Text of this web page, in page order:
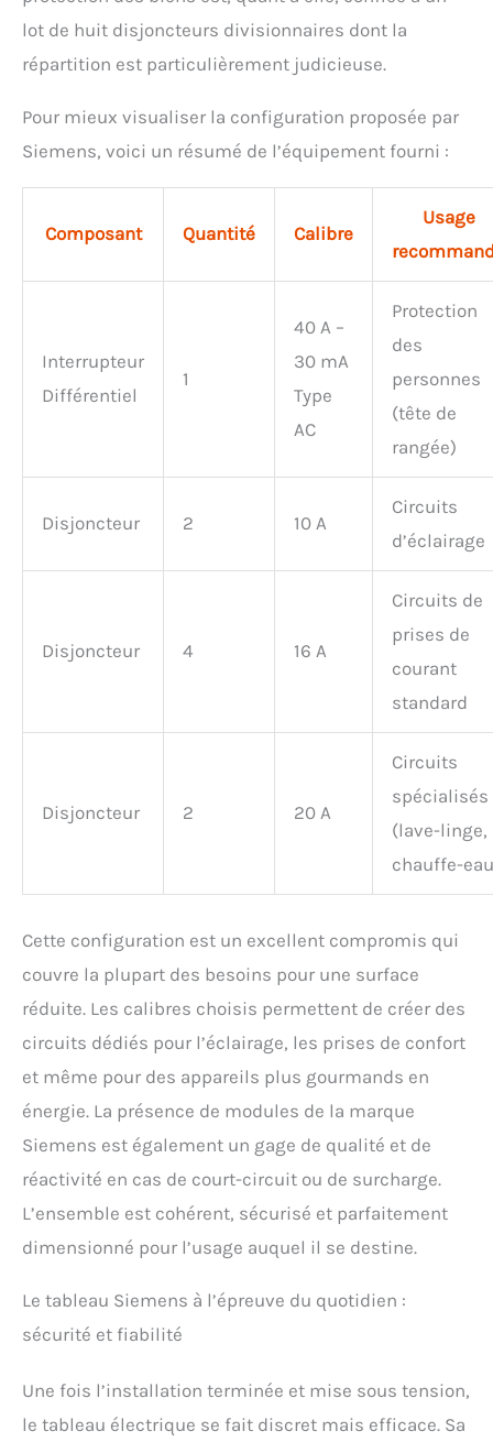
lot de huit disjoncteurs divisionnaires dont la
répartition est particulièrement judicieuse.
Pour mieux visualiser la configuration proposée par
Siemens, voici un résumé de l’équipement fourni :
Composant Quantité Calibre
Usage
Interrupteur
Différentiel
1
40 A –
30 mA
Type
AC
Protection
des
personnes
(tête de
rangée)
Disjoncteur 2 10 A
Circuits
d’éclairage
Disjoncteur 4 16 A
Circuits de
prises de
courant
standard
Disjoncteur 2 20 A
Circuits
spécialisés
(lave-linge,
chauffe-
Cette configuration est un excellent compromis qui
couvre la plupart des besoins pour une surface
réduite. Les calibres choisis permettent de créer des
circuits dédiés pour l’éclairage, les prises de confort
et même pour des appareils plus gourmands en
énergie. La présence de modules de la marque
Siemens est également un gage de qualité et de
réactivité en cas de court-circuit ou de surcharge.
L’ensemble est cohérent, sécurisé et parfaitement
dimensionné pour l’usage auquel il se destine.
Le tableau Siemens à l’épreuve du quotidien :
sécurité et fiabilité
Une fois l’installation terminée et mise sous tension,
le tableau électrique se fait discret mais efficace. Sa